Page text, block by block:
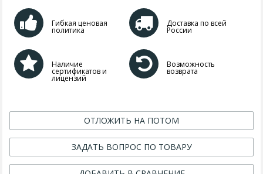
Гибкая ценовая
политика
Доставка по всей
России
Наличие
сертификатов и
лицензий
Возможность
возврата
ОТЛОЖИТЬ НА ПОТОМ
ЗАДАТЬ ВОПРОС ПО ТОВАРУ